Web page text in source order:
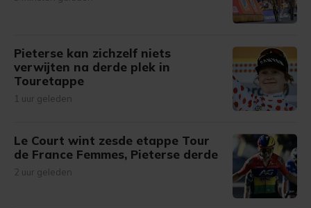
Pieterse kan zichzelf niets
verwijten na derde plek in
Touretappe
1 uur geleden
Le Court wint zesde etappe Tour
de France Femmes, Pieterse derde
2 uur geleden